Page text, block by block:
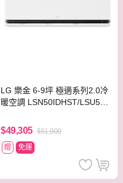
LG 樂金 6-9坪 極適系列2.0冷
暖空調 LSN50IDHST/LSU50D
$49,305 $51,900
贈
免運